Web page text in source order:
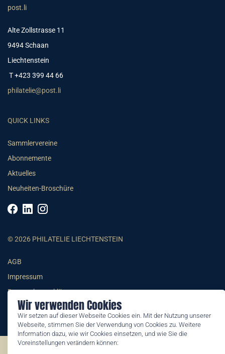
Wir verwenden Cookies
Wir setzen auf dieser Webseite Cookies ein. Mit der Nutzung unserer
Webseite, stimmen Sie der Verwendung von Cookies zu. Weitere
Information dazu, wie wir Cookies einsetzen, und wie Sie die
Voreinstellungen verändern können:
post.li
Alte Zollstrasse 11
9494 Schaan
Liechtenstein
T +423 399 44 66
philatelie@post.li
QUICK LINKS
Sammlervereine
Abonnemente
Aktuelles
Neuheiten-Broschüre
© 2026 PHILATELIE LIECHTENSTEIN
AGB
Impressum
Datenschutzerklärung